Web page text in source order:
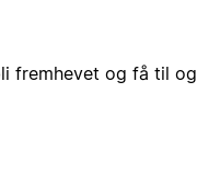
fremhevet og få til og